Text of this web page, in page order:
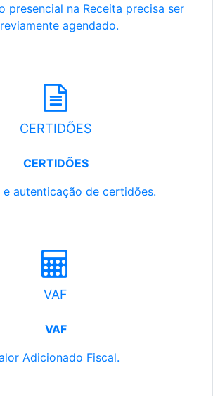
presencial na Receita precisa ser
agendado.
CERTIDÕES
CERTIDÕES
e autenticação de certidões.
VAF
VAF
Adicionado Fiscal.